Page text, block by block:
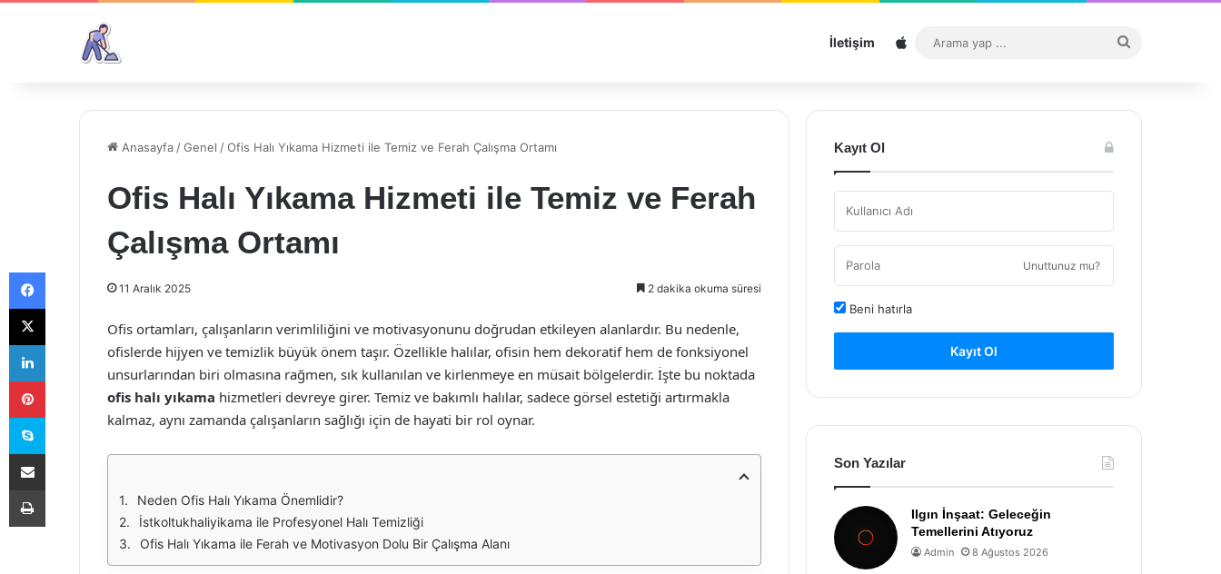
İletişim Sitemap
...
Anasayfa /Genel /Ofis Halı Yıkama Hizmeti ile Temiz ve Ferah Çalışma Ortamı
Ofis Halı Yıkama Hizmeti ile Temiz ve Ferah
Çalışma Ortamı
11 Aralık 2025 2 dakika okuma süresi
Ofis ortamları, çalışanların verimliliğini ve motivasyonunu doğrudan etkileyen alanlardır. Bu nedenle,
ofislerde hijyen ve temizlik büyük önem taşır. Özellikle halılar, ofisin hem dekoratif hem de fonksiyonel
unsurlarından biri olmasına rağmen, sık kullanılan ve kirlenmeye en müsait bölgelerdir. İşte bu noktada
ofis halı yıkama hizmetleri devreye girer. Temiz ve bakımlı halılar, sadece görsel estetiği artırmakla
kalmaz, aynı zamanda çalışanların sağlığı için de hayati bir rol oynar.
Neden Ofis Halı Yıkama Önemlidir?
İstkoltukhaliyikama ile Profesyonel Halı Temizliği
Ofis Halı Yıkama ile Ferah ve Motivasyon Dolu Bir Çalışma Alanı
Kayıt Ol
Unuttunuz mu?
Beni hatırla
Kayıt Ol
Son Yazılar
Ilgın İnşaat: Geleceğin
Temellerini Atıyoruz
Admin 8 Ağustos 2026
Facebook
X
LinkedIn
Pinterest
Skype
E-Posta ile paylaş